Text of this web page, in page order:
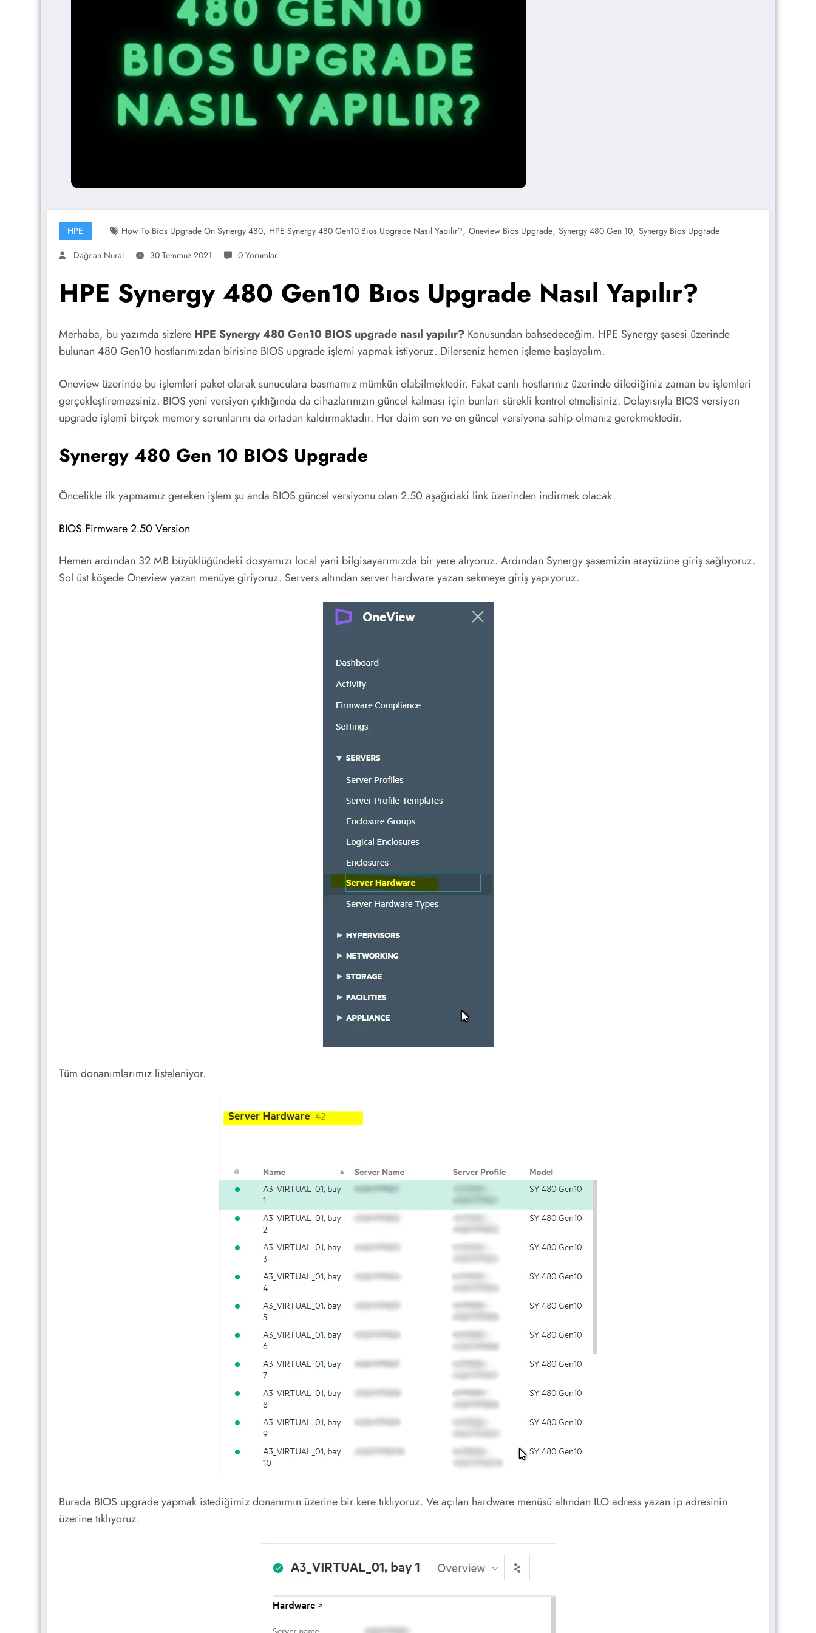
HPE How To Bios Upgrade On Synergy 480, HPE Synergy 480 Gen10 Bıos Upgrade Nasıl Yapılır?, Oneview Bios Upgrade, Synergy 480 Gen 10, Synergy Bios Upgrade
Dağcan Nural
30 Temmuz 2021 0 Yorumlar
HPE Synergy 480 Gen10 Bıos Upgrade Nasıl Yapılır?
Merhaba, bu yazımda sizlere HPE Synergy 480 Gen10 BIOS upgrade nasıl yapılır? Konusundan bahsedeceğim. HPE Synergy şasesi üzerinde
bulunan 480 Gen10 hostlarımızdan birisine BIOS upgrade işlemi yapmak istiyoruz. Dilerseniz hemen işleme başlayalım.
Oneview üzerinde bu işlemleri paket olarak sunuculara basmamız mümkün olabilmektedir. Fakat canlı hostlarınız üzerinde dilediğiniz zaman bu işlemleri
gerçekleştiremezsiniz. BIOS yeni versiyon çıktığında da cihazlarınızın güncel kalması için bunları sürekli kontrol etmelisiniz. Dolayısıyla BIOS versiyon
upgrade işlemi birçok memory sorunlarını da ortadan kaldırmaktadır. Her daim son ve en güncel versiyona sahip olmanız gerekmektedir.
Synergy 480 Gen 10 BIOS Upgrade
Öncelikle ilk yapmamız gereken işlem şu anda BIOS güncel versiyonu olan 2.50 aşağıdaki link üzerinden indirmek olacak.
BIOS Firmware 2.50 Version
Hemen ardından 32 MB büyüklüğündeki dosyamızı local yani bilgisayarımızda bir yere alıyoruz. Ardından Synergy şasemizin arayüzüne giriş sağlıyoruz.
Sol üst köşede Oneview yazan menüye giriyoruz. Servers altından server hardware yazan sekmeye giriş yapıyoruz.
Tüm donanımlarımız listeleniyor.
Burada BIOS upgrade yapmak istediğimiz donanımın üzerine bir kere tıklıyoruz. Ve açılan hardware menüsü altından ILO adress yazan ip adresinin
üzerine tıklıyoruz.